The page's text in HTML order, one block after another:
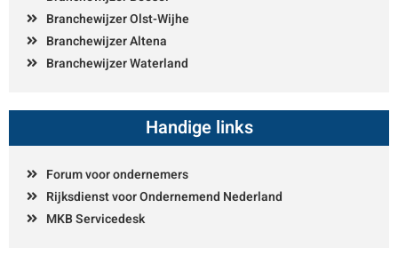
Branchewijzer Olst-Wijhe
Branchewijzer Altena
Branchewijzer Waterland
Handige links
Forum voor ondernemers
Rijksdienst voor Ondernemend Nederland
MKB Servicedesk